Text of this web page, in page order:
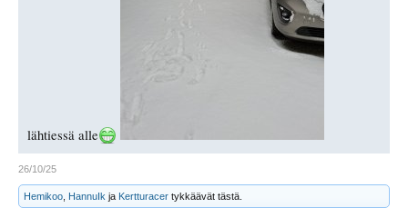
lähtiessä alle
26/10/25
Hemikoo HannuIk ja Kertturacer tykkäävät tästä.